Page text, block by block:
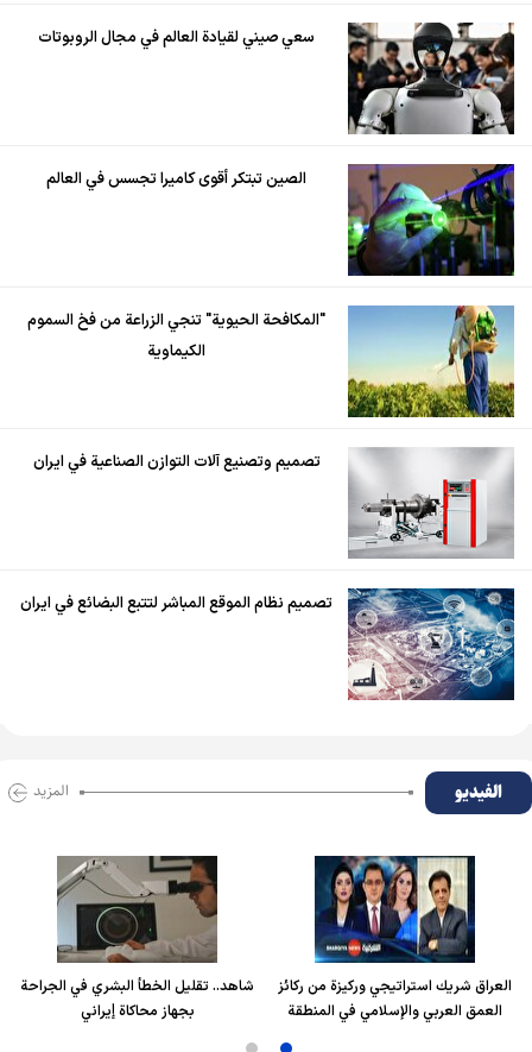
سعي صيني لقيادة العالم في مجال الروبوتات
الصين تبتكر أقوى كاميرا تجسس في العالم
"المكافحة الحيوية" تنجي الزراعة من فخ السموم
الكيماوية
تصميم وتصنيع آلات التوازن الصناعية في ايران
تصميم نظام الموقع المباشر لتتبع البضائع في ايران
الفیدیو المزید
العراق شريك استراتيجي وركيزة من ركائز
العمق العربي والإسلامي في المنطقة
شاهد.. تقليل الخطأ البشري في الجراحة
بجهاز محاكاة إيراني